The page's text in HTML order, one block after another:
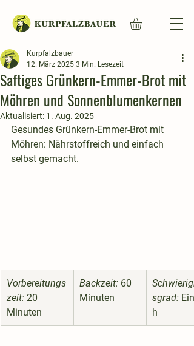
Saftiges Grünkern-Emmer-Brot mit
Möhren und Sonnenblumenkernen
Kurpfalzbauer
12. März 2025 3 Min. Lesezeit
Aktualisiert: 1. Aug. 2025
Gesundes Grünkern-Emmer-Brot mit
Möhren: Nährstoffreich und einfach
selbst gemacht.
Vorbereitungs
zeit: 20
Minuten
Backzeit: 60
Minuten
sgrad:
h